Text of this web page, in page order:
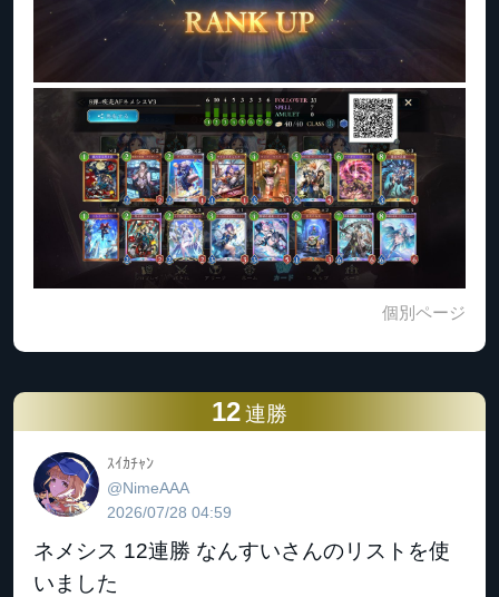
個別ページ
12 連勝
ｽｲｶﾁｬﾝ
@NimeAAA
2026/07/28 04:59
ネメシス 12連勝 なんすいさんのリストを使
いました